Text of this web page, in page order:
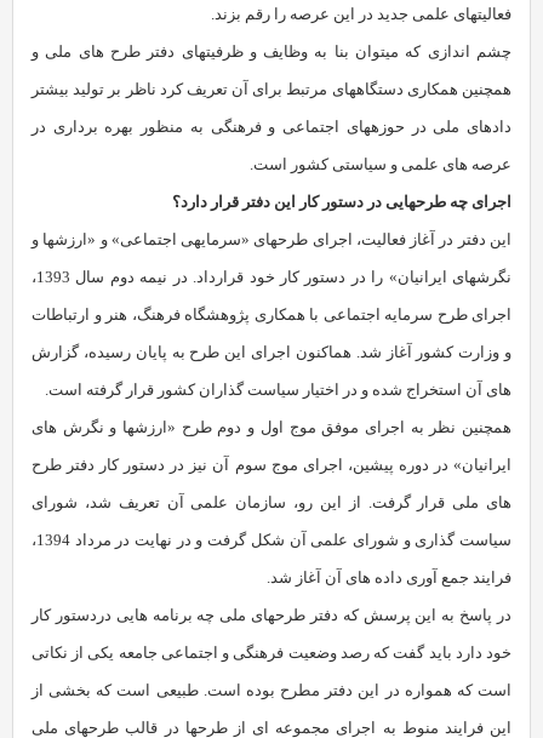
فعالیت‏های علمی جدید در این عرصه را رقم بزند.
چشم اندازی که می‏توان بنا به وظایف و ظرفیت‏های دفتر طرح های ملی و
هم‏چنین همکاری دستگاه‏های مرتبط برای آن تعریف کرد ناظر بر تولید بیشتر
داده‏ای ملی در حوزه‏های اجتماعی و فرهنگی به منظور بهره برداری در
عرصه های علمی و سیاستی کشور است.
اجرای چه طرح‏هایی در دستور کار این دفتر قرار دارد؟
این دفتر در آغاز فعالیت، اجرای طرح‏های «سرمایه‏ی اجتماعی» و «ارزش‏ها و
نگرش‏های ایرانیان» را در دستور کار خود قرارداد. در نیمه‏ دوم سال 1393،
اجرای طرح سرمایه‏ اجتماعی با همکاری پژوهشگاه فرهنگ، هنر و ارتباطات
و وزارت کشور آغاز شد. هم‏اکنون اجرای این طرح به پایان رسیده، گزارش
های آن استخراج شده و در اختیار سیاست گذاران کشور قرار گرفته است.
هم‏چنین نظر به اجرای موفق موج اول و دوم طرح «ارزش‏ها و نگرش های
ایرانیان» در دوره پیشین، اجرای موج سوم آن نیز در دستور کار دفتر طرح
های ملی قرار گرفت. از این رو، سازمان علمی آن تعریف شد، شورای
سیاست گذاری و شورای علمی آن شکل گرفت و در نهایت در مرداد 1394،
فرایند جمع آوری داده های آن آغاز شد.
در پاسخ به این پرسش که دفتر طرح‏های ملی چه برنامه هایی دردستور کار
خود دارد باید گفت که رصد وضعیت فرهنگی و اجتماعی جامعه یکی از نکاتی
است که همواره در این دفتر مطرح بوده است. طبیعی است که بخشی از
این فرایند منوط به اجرای مجموعه ای از طرح‏ها در قالب طرح‏های ملی